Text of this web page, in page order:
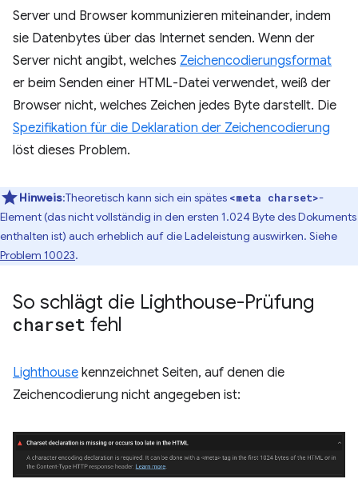
Server und Browser kommunizieren miteinander, indem
sie Datenbytes über das Internet senden. Wenn der
Server nicht angibt, welches Zeichencodierungsformat
er beim Senden einer HTML-Datei verwendet, weiß der
Browser nicht, welches Zeichen jedes Byte darstellt. Die
Spezifikation für die Deklaration der Zeichencodierung
löst dieses Problem.
Hinweis:Theoretisch kann sich ein spätes <meta charset>-
Element (das nicht vollständig in den ersten 1.024 Byte des Dokuments
enthalten ist) auch erheblich auf die Ladeleistung auswirken. Siehe
Problem 10023.
So schlägt die Lighthouse-Prüfung
charset fehl
Lighthouse kennzeichnet Seiten, auf denen die
Zeichencodierung nicht angegeben ist: